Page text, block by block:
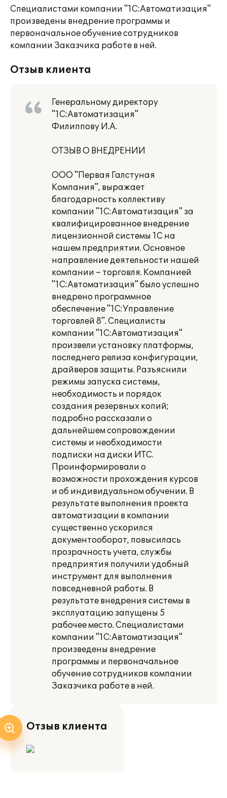
Специалистами компании "1С:Автоматизация"
произведены внедрение программы и
первоначальное обучение сотрудников
компании Заказчика работе в ней.
Отзыв клиента
Генеральному директору
"1С:Автоматизация"
Филиппову И.А.
ОТЗЫВ О ВНЕДРЕНИИ
ООО "Первая Галстуная
Компания", выражает
благодарность коллективу
компании "1С:Автоматизация" за
квалифицированное внедрение
лицензионной системы 1С на
нашем предприятии. Основное
направление деятельности нашей
компании – торговля. Компанией
"1С:Автоматизация" было успешно
внедрено программное
обеспечение "1С:Управление
торговлей 8". Специалисты
компании "1С:Автоматизация"
произвели установку платформы,
последнего релиза конфигурации,
драйверов защиты. Разъяснили
режимы запуска системы,
необходимость и порядок
создания резервных копий;
подробно рассказали о
дальнейшем сопровождении
системы и необходимости
подписки на диски ИТС.
Проинформировали о
возможности прохождения курсов
и об индивидуальном обучении. В
результате выполнения проекта
автоматизации в компании
существенно ускорился
документооборот, повысилась
прозрачность учета, службы
предприятия получили удобный
инструмент для выполнения
повседневной работы. В
результате внедрения системы в
эксплуатацию запущены 5
рабочее место. Специалистами
компании "1С:Автоматизация"
произведены внедрение
программы и первоначальное
обучение сотрудников компании
Заказчика работе в ней.
Отзыв клиента